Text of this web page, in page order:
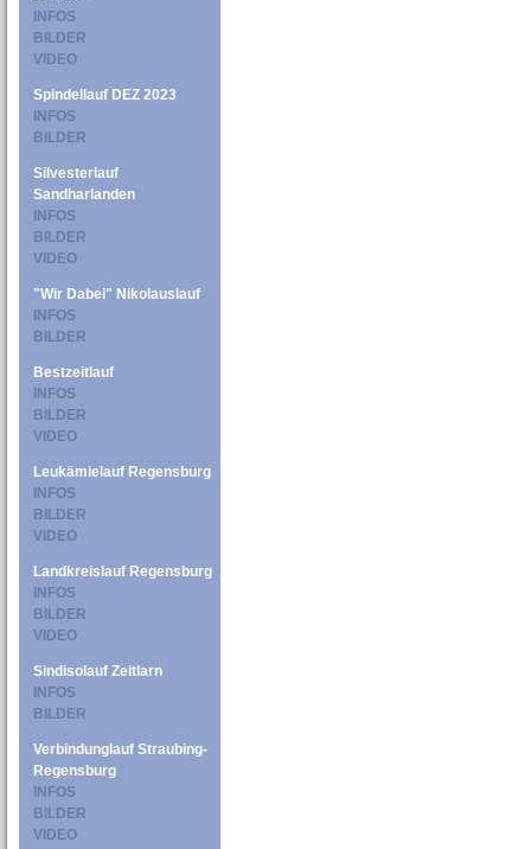
INFOS
BILDER
VIDEO
Spindellauf DEZ 2023
INFOS
BILDER
Silvesterlauf
Sandharlanden
INFOS
BILDER
VIDEO
"Wir Dabei" Nikolauslauf
INFOS
BILDER
Bestzeitlauf
INFOS
BILDER
VIDEO
Leukämielauf Regensburg
INFOS
BILDER
VIDEO
Landkreislauf Regensburg
INFOS
BILDER
VIDEO
Sindisolauf Zeitlarn
INFOS
BILDER
Verbindunglauf Straubing-
Regensburg
INFOS
BILDER
VIDEO